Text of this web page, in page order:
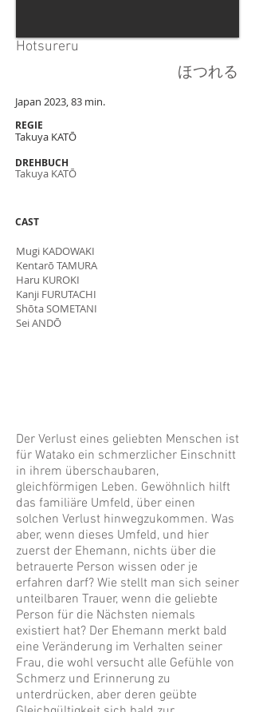
Hotsureru
ほつれる
Takuya KATŌ
Japan 2023, 83 min.
REGIE
DREHBUCH
CAST
Takuya KATŌ
Mugi KADOWAKI
Kentarō TAMURA
Haru KUROKI
Kanji FURUTACHI
Shōta SOMETANI
Sei ANDŌ
Der Verlust eines geliebten Menschen ist
für Watako ein schmerzlicher Einschnitt
in ihrem überschaubaren,
gleichförmigen Leben. Gewöhnlich hilft
das familiäre Umfeld, über einen
solchen Verlust hinwegzukommen. Was
aber, wenn dieses Umfeld, und hier
zuerst der Ehemann, nichts über die
betrauerte Person wissen oder je
erfahren darf? Wie stellt man sich seiner
unteilbaren Trauer, wenn die geliebte
Person für die Nächsten niemals
existiert hat? Der Ehemann merkt bald
eine Veränderung im Verhalten seiner
Frau, die wohl versucht alle Gefühle von
Schmerz und Erinnerung zu
unterdrücken, aber deren geübte